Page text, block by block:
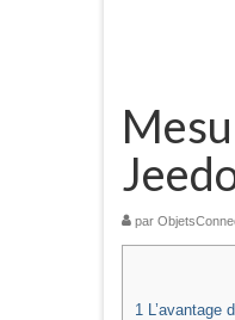
par
1 L’avantage